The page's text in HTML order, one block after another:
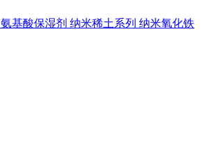
氨基酸保湿剂 纳米稀土系列 纳米氧化铁